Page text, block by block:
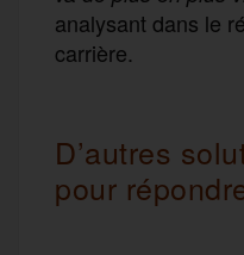
analysant dans le
carrière.
D’autres
pour